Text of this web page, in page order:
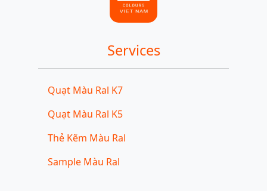
Services
Quạt Màu Ral K7
Quạt Màu Ral K5
Thẻ Kẽm Màu Ral
Sample Màu Ral